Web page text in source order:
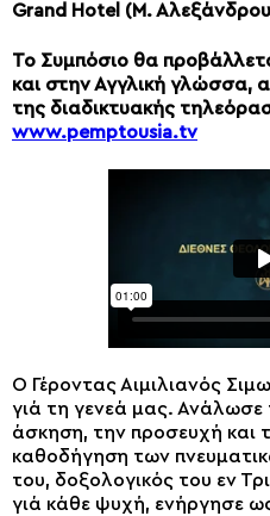
Grand Hotel (Μ.
Το Συμπόσιο θα
και στην Αγγλική γλώσσα,
της διαδικτυακής
www.pemptousia.tv
Ο Γέροντας Αιμιλιανός
γιά τη γενεά μας. Ανάλωσε
άσκηση, την προσευχή και
καθοδήγηση των
του, δοξολογικός του εν
γιά κάθε ψυχή, ενήργησε